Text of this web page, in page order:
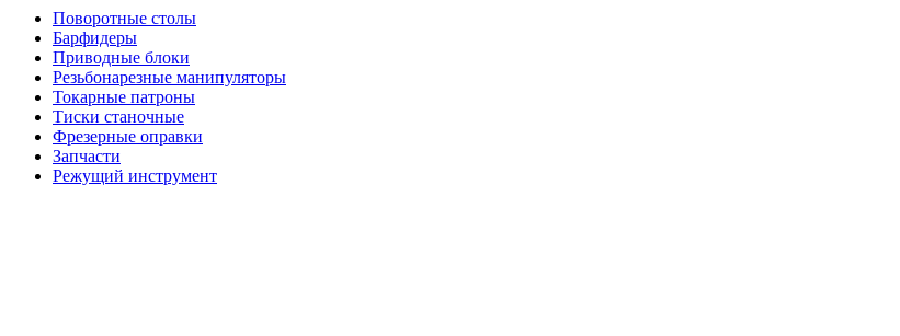
Поворотные столы
Барфидеры
Приводные блоки
Резьбонарезные манипуляторы
Токарные патроны
Тиски станочные
Фрезерные оправки
Запчасти
Режущий инструмент